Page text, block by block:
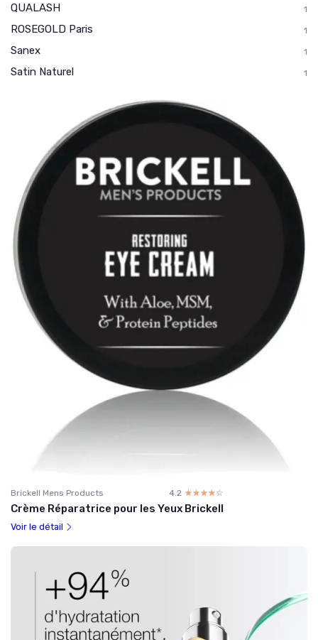
QUALASH 1
ROSEGOLD Paris 1
Sanex 1
Satin Naturel 1
Brickell Mens Products 4.2 ☆☆☆☆☆
★★★★★
Crème Réparatrice pour les Yeux Brickell
Voir le détail